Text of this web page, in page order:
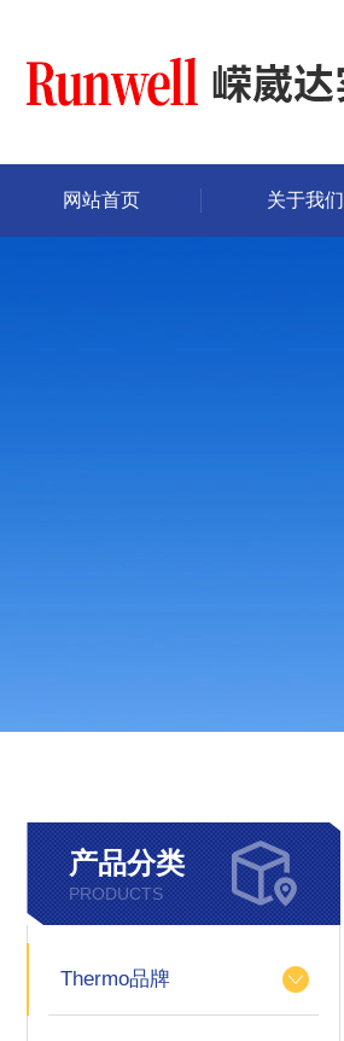
网站首页 关于我们
产品分类
PRODUCTS
Thermo品牌